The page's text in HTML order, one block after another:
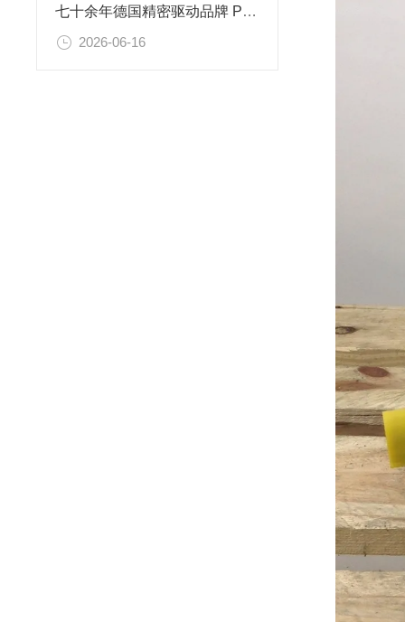
七十余年德国精密驱动品牌 Phytron 解决真空腔体定位难题
2026-06-16